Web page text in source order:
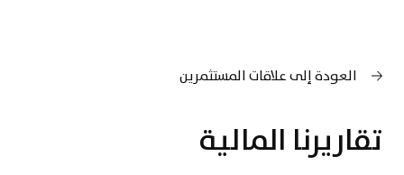
العودة إلى علاقات المستثمرين
تقاريرنا المالية